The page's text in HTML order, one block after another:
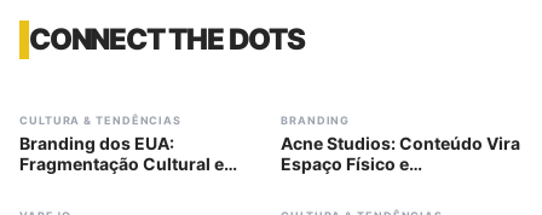
CONNECT THE DOTS
#303
CULTURA & TENDÊNCIAS
Branding dos EUA:
Fragmentação Cultural e
#304
BRANDING
Acne Studios: Conteúdo Vira
Espaço Físico e